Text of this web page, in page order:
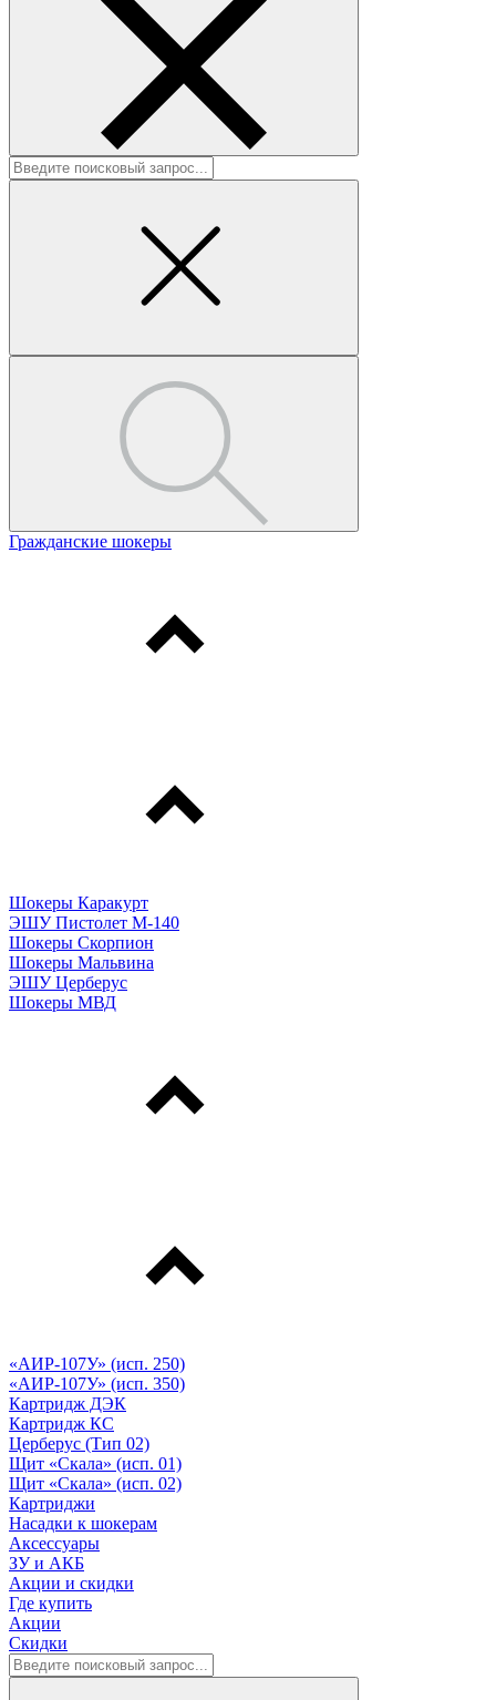
Гражданские шокеры
Шокеры Каракурт
ЭШУ Пистолет М-140
Шокеры Скорпион
Шокеры Мальвина
ЭШУ Церберус
Шокеры МВД
«АИР-107У» (исп. 250)
«АИР-107У» (исп. 350)
Картридж ДЭК
Картридж КС
Церберус (Тип 02)
Щит «Скала» (исп. 01)
Щит «Скала» (исп. 02)
Картриджи
Насадки к шокерам
Аксессуары
ЗУ и АКБ
Акции и скидки
Где купить
Акции
Скидки